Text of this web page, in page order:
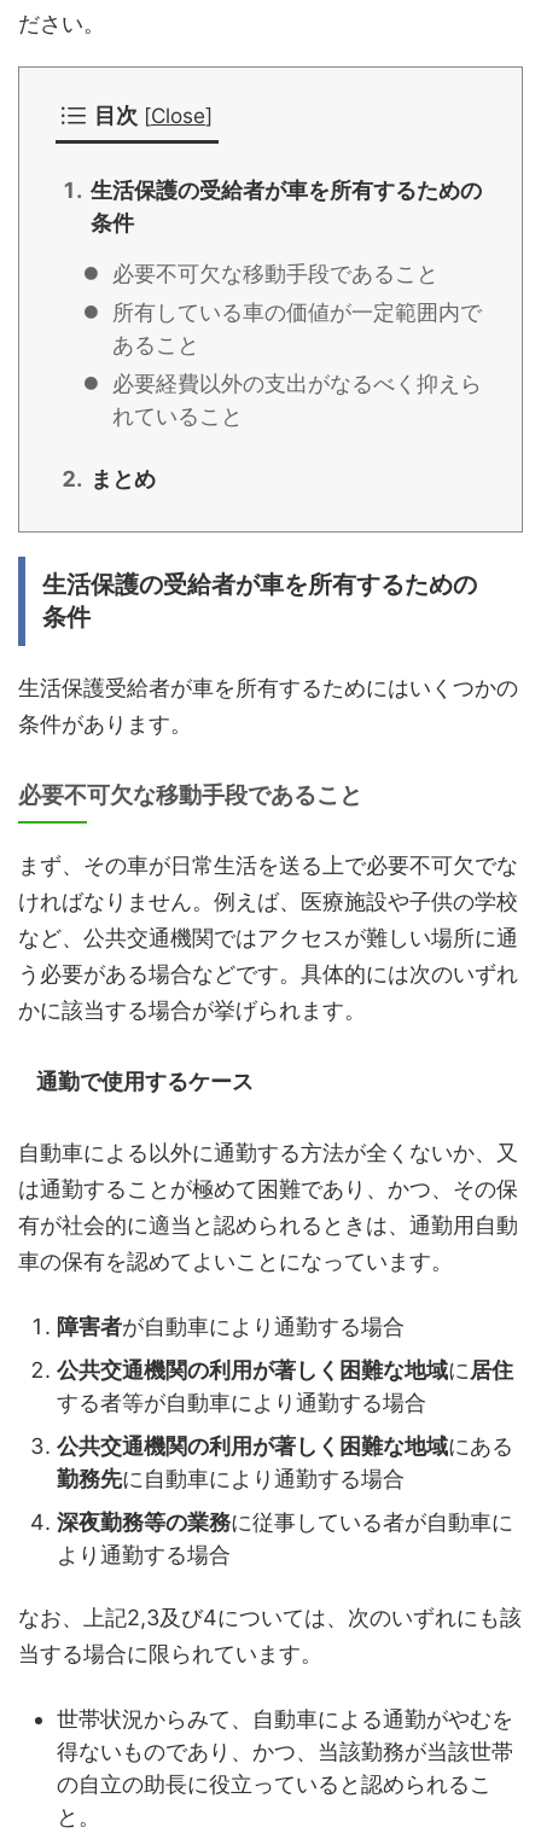
ださい。
目次 [Close]
生活保護の受給者が車を所有するための
条件
必要不可欠な移動手段であること
所有している車の価値が一定範囲内で
あること
必要経費以外の支出がなるべく抑えら
れていること
まとめ
生活保護の受給者が車を所有するための
条件
生活保護受給者が車を所有するためにはいくつかの
条件があります。
必要不可欠な移動手段であること
まず、その車が日常生活を送る上で必要不可欠でな
ければなりません。例えば、医療施設や子供の学校
など、公共交通機関ではアクセスが難しい場所に通
う必要がある場合などです。具体的には次のいずれ
かに該当する場合が挙げられます。
通勤で使用するケース
自動車による以外に通勤する方法が全くないか、又
は通勤することが極めて困難であり、かつ、その保
有が社会的に適当と認められるときは、通勤用自動
車の保有を認めてよいことになっています。
障害者が自動車により通勤する場合
公共交通機関の利用が著しく困難な地域に居住
する者等が自動車により通勤する場合
公共交通機関の利用が著しく困難な地域にある
勤務先に自動車により通勤する場合
深夜勤務等の業務に従事している者が自動車に
より通勤する場合
なお、上記2,3及び4については、次のいずれにも該
当する場合に限られています。
世帯状況からみて、自動車による通勤がやむを
得ないものであり、かつ、当該勤務が当該世帯
の自立の助長に役立っていると認められるこ
と。